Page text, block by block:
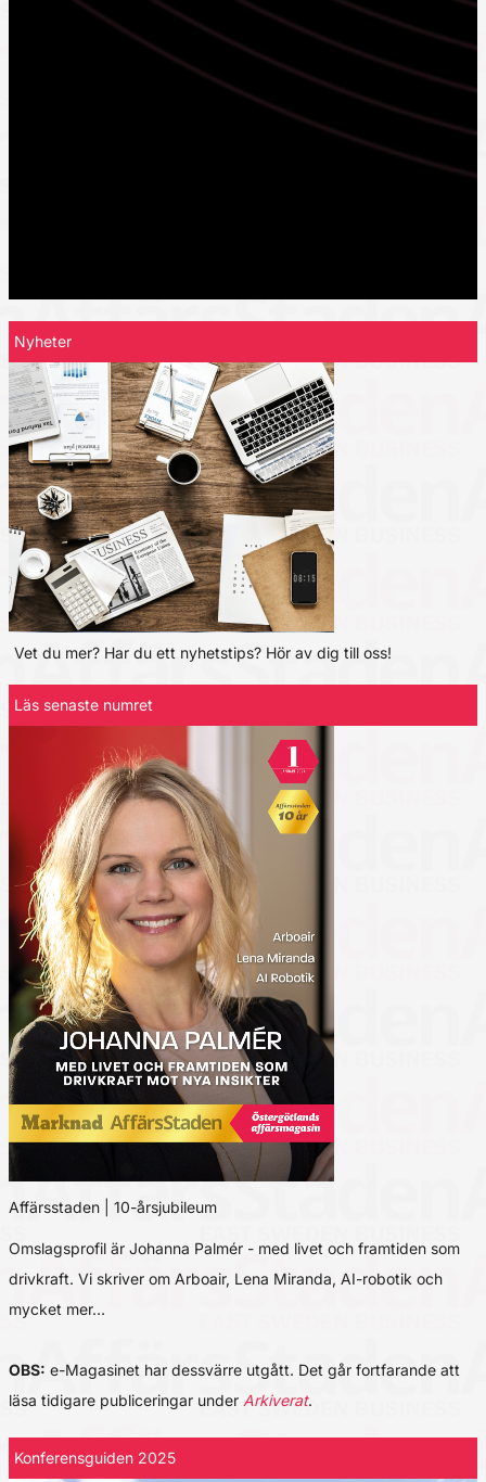
Nyheter
Vet du mer? Har du ett nyhetstips? Hör av dig till oss!
Läs senaste numret
Affärsstaden | 10-årsjubileum
Omslagsprofil är Johanna Palmér - med livet och framtiden som
drivkraft. Vi skriver om Arboair, Lena Miranda, AI-robotik och
mycket mer…
OBS: e-Magasinet har dessvärre utgått. Det går fortfarande att
läsa tidigare publiceringar under Arkiverat.
Konferensguiden 2025